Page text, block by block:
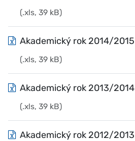
(.xls, 39 kB)
Akademický rok 2014/2015
(.xls, 39 kB)
Akademický rok 2013/2014
(.xls, 39 kB)
Akademický rok 2012/2013